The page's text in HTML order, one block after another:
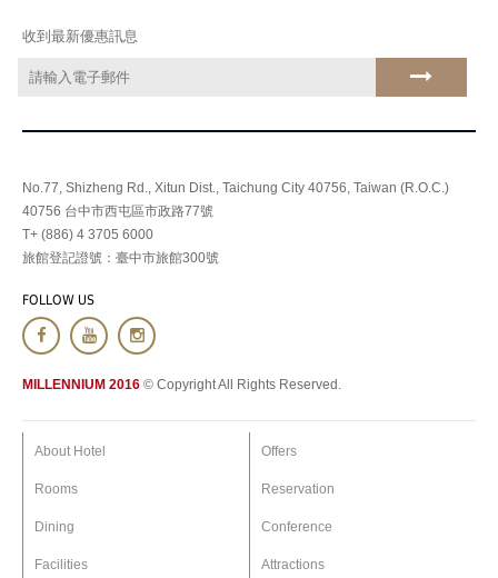
收到最新優惠訊息
No.77, Shizheng Rd., Xitun Dist., Taichung City 40756, Taiwan (R.O.C.)
40756 台中市西屯區市政路77號
T+ (886) 4 3705 6000
旅館登記證號：臺中市旅館300號
FOLLOW US
MILLENNIUM 2016 © Copyright All Rights Reserved.
About Hotel Offers
Rooms Reservation
Dining Conference
Facilities Attractions